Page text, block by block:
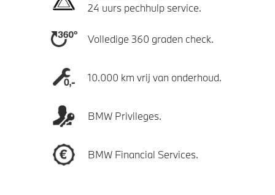
24 uurs pechhulp service.
Volledige 360 graden check.
10.000 km vrij van onderhoud.
BMW Privileges.
BMW Financial Services.